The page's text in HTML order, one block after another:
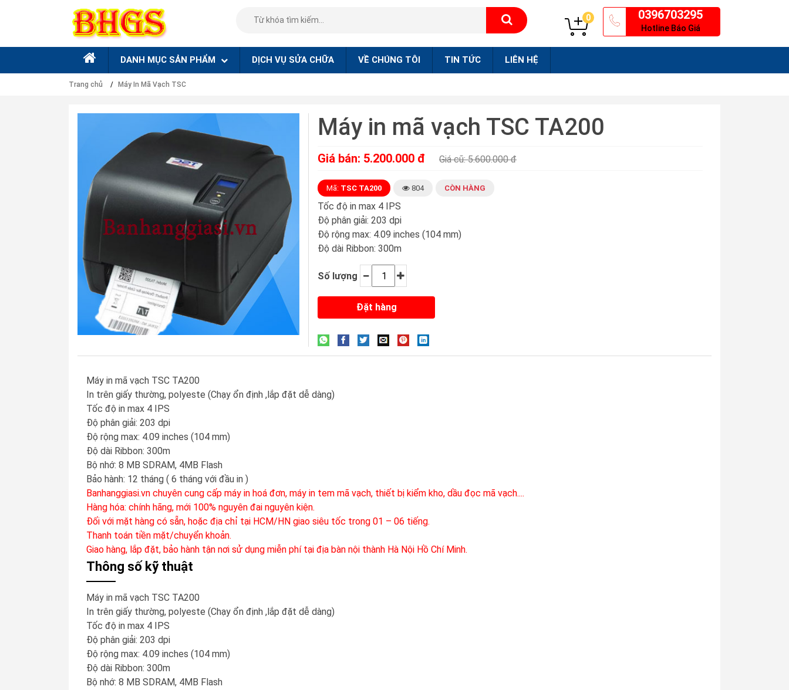
0396703295
Hotline Báo Giá
0
DANH MỤC SẢN PHẨM DỊCH VỤ SỬA CHỮA VỀ CHÚNG TÔI TIN TỨC LIÊN HỆ
Trang chủ Máy In Mã Vạch TSC
Máy in mã vạch TSC TA200
Giá bán: 5.200.000 đ Giá cũ: 5.600.000 đ
Mã: TSC TA200 804 CÒN HÀNG
Tốc độ in max 4 IPS
Độ phân giải: 203 dpi
Độ rộng max: 4.09 inches (104 mm)
Độ dài Ribbon: 300m
Số lượng
Máy in mã vạch TSC TA200
In trên giấy thường, polyeste (Chạy ổn định ,lắp đặt dễ dàng)
Tốc độ in max 4 IPS
Độ phân giải: 203 dpi
Độ rộng max: 4.09 inches (104 mm)
Độ dài Ribbon: 300m
Bộ nhớ: 8 MB SDRAM, 4MB Flash
Bảo hành: 12 tháng ( 6 tháng với đầu in )
Banhanggiasi.vn chuyên cung cấp máy in hoá đơn, máy in tem mã vạch, thiết bị kiểm kho, dầu đọc mã vạch....
Hàng hóa: chính hãng, mới 100% nguyên đai nguyên kiện.
Đối với mặt hàng có sẵn, hoặc địa chỉ tại HCM/HN giao siêu tốc trong 01 – 06 tiếng.
Thanh toán tiền mặt/chuyển khoản.
Giao hàng, lắp đặt, bảo hành tận nơi sử dụng miễn phí tại địa bàn nội thành Hà Nội Hồ Chí Minh.
Thông số kỹ thuật
Máy in mã vạch TSC TA200
In trên giấy thường, polyeste (Chạy ổn định ,lắp đặt dễ dàng)
Tốc độ in max 4 IPS
Độ phân giải: 203 dpi
Độ rộng max: 4.09 inches (104 mm)
Độ dài Ribbon: 300m
Bộ nhớ: 8 MB SDRAM, 4MB Flash